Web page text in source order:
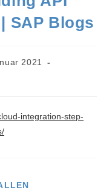
SAP Blogs
2021
integration-step-